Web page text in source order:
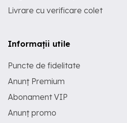
Livrare cu verificare colet
Informații utile
Puncte de fidelitate
Anunț Premium
Abonament VIP
Anunț promo